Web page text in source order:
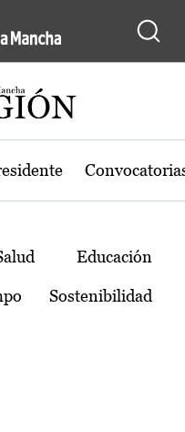
de Castilla-La
Educación
Sostenibilidad